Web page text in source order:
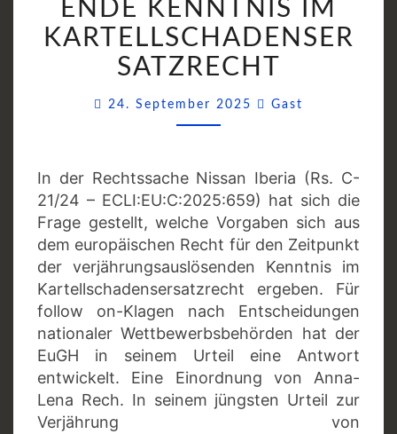
ENDE KENNTNIS IM
KARTELLSCHADENSER
SATZRECHT
24. September 2025 Gast
In der Rechtssache Nissan Iberia (Rs. C-
21/24 – ECLI:EU:C:2025:659) hat sich die
Frage gestellt, welche Vorgaben sich aus
dem europäischen Recht für den Zeitpunkt
der verjährungsauslösenden Kenntnis im
Kartellschadensersatzrecht ergeben. Für
follow on-Klagen nach Entscheidungen
nationaler Wettbewerbsbehörden hat der
EuGH in seinem Urteil eine Antwort
entwickelt. Eine Einordnung von Anna-
Lena Rech. In seinem jüngsten Urteil zur
Verjährung von